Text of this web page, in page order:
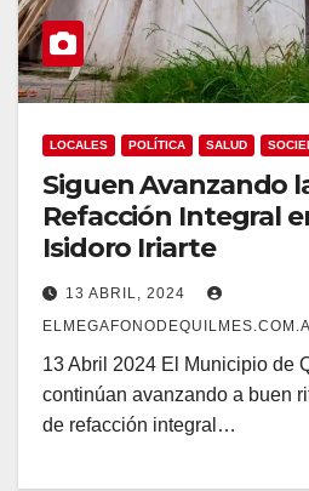
LOCALES POLÍTICA SALUD
Siguen Avanzando
Refacción Integral
Isidoro Iriarte
13 ABRIL, 2024
13 Abril 2024 El Municipio de
continúan avanzando a buen
de refacción integral…